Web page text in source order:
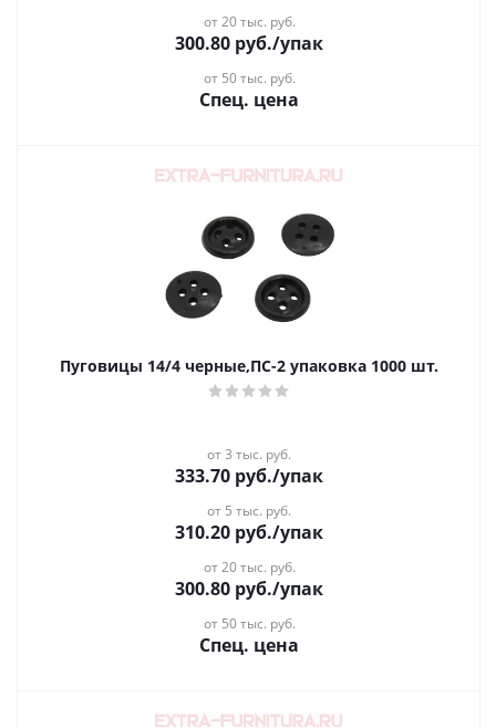
от 20 тыс. руб.
300.80 руб./упак
от 50 тыс. руб.
Спец. цена
Пуговицы 14/4 черные,ПС-2 упаковка 1000 шт.
от 3 тыс. руб.
333.70 руб./упак
от 5 тыс. руб.
310.20 руб./упак
от 20 тыс. руб.
300.80 руб./упак
от 50 тыс. руб.
Спец. цена